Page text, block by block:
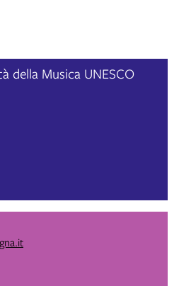
della Musica UNESCO